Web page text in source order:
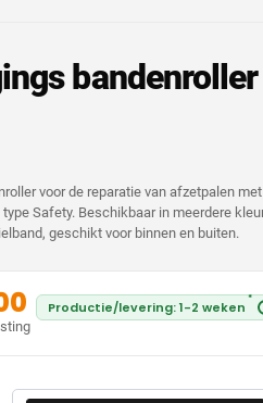
voor de reparatie van afzetpalen
type Safety. Beschikbaar in meerdere
geschikt voor binnen en buiten.
Productie/levering: 1-2 weken *